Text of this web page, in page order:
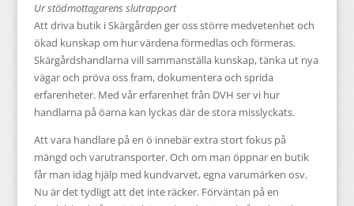
Ur stödmottagarens slutrapport
Att driva butik i Skärgården ger oss större medvetenhet och
ökad kunskap om hur värdena förmedlas och förmeras.
Skärgårdshandlarna vill sammanställa kunskap, tänka ut nya
vägar och pröva oss fram, dokumentera och sprida
erfarenheter. Med vår erfarenhet från DVH ser vi hur
handlarna på öarna kan lyckas där de stora misslyckats.
Att vara handlare på en ö innebär extra stort fokus på
mängd och varutransporter. Och om man öppnar en butik
får man idag hjälp med kundvarvet, egna varumärken osv.
Nu är det tydligt att det inte räcker. Förväntan på en